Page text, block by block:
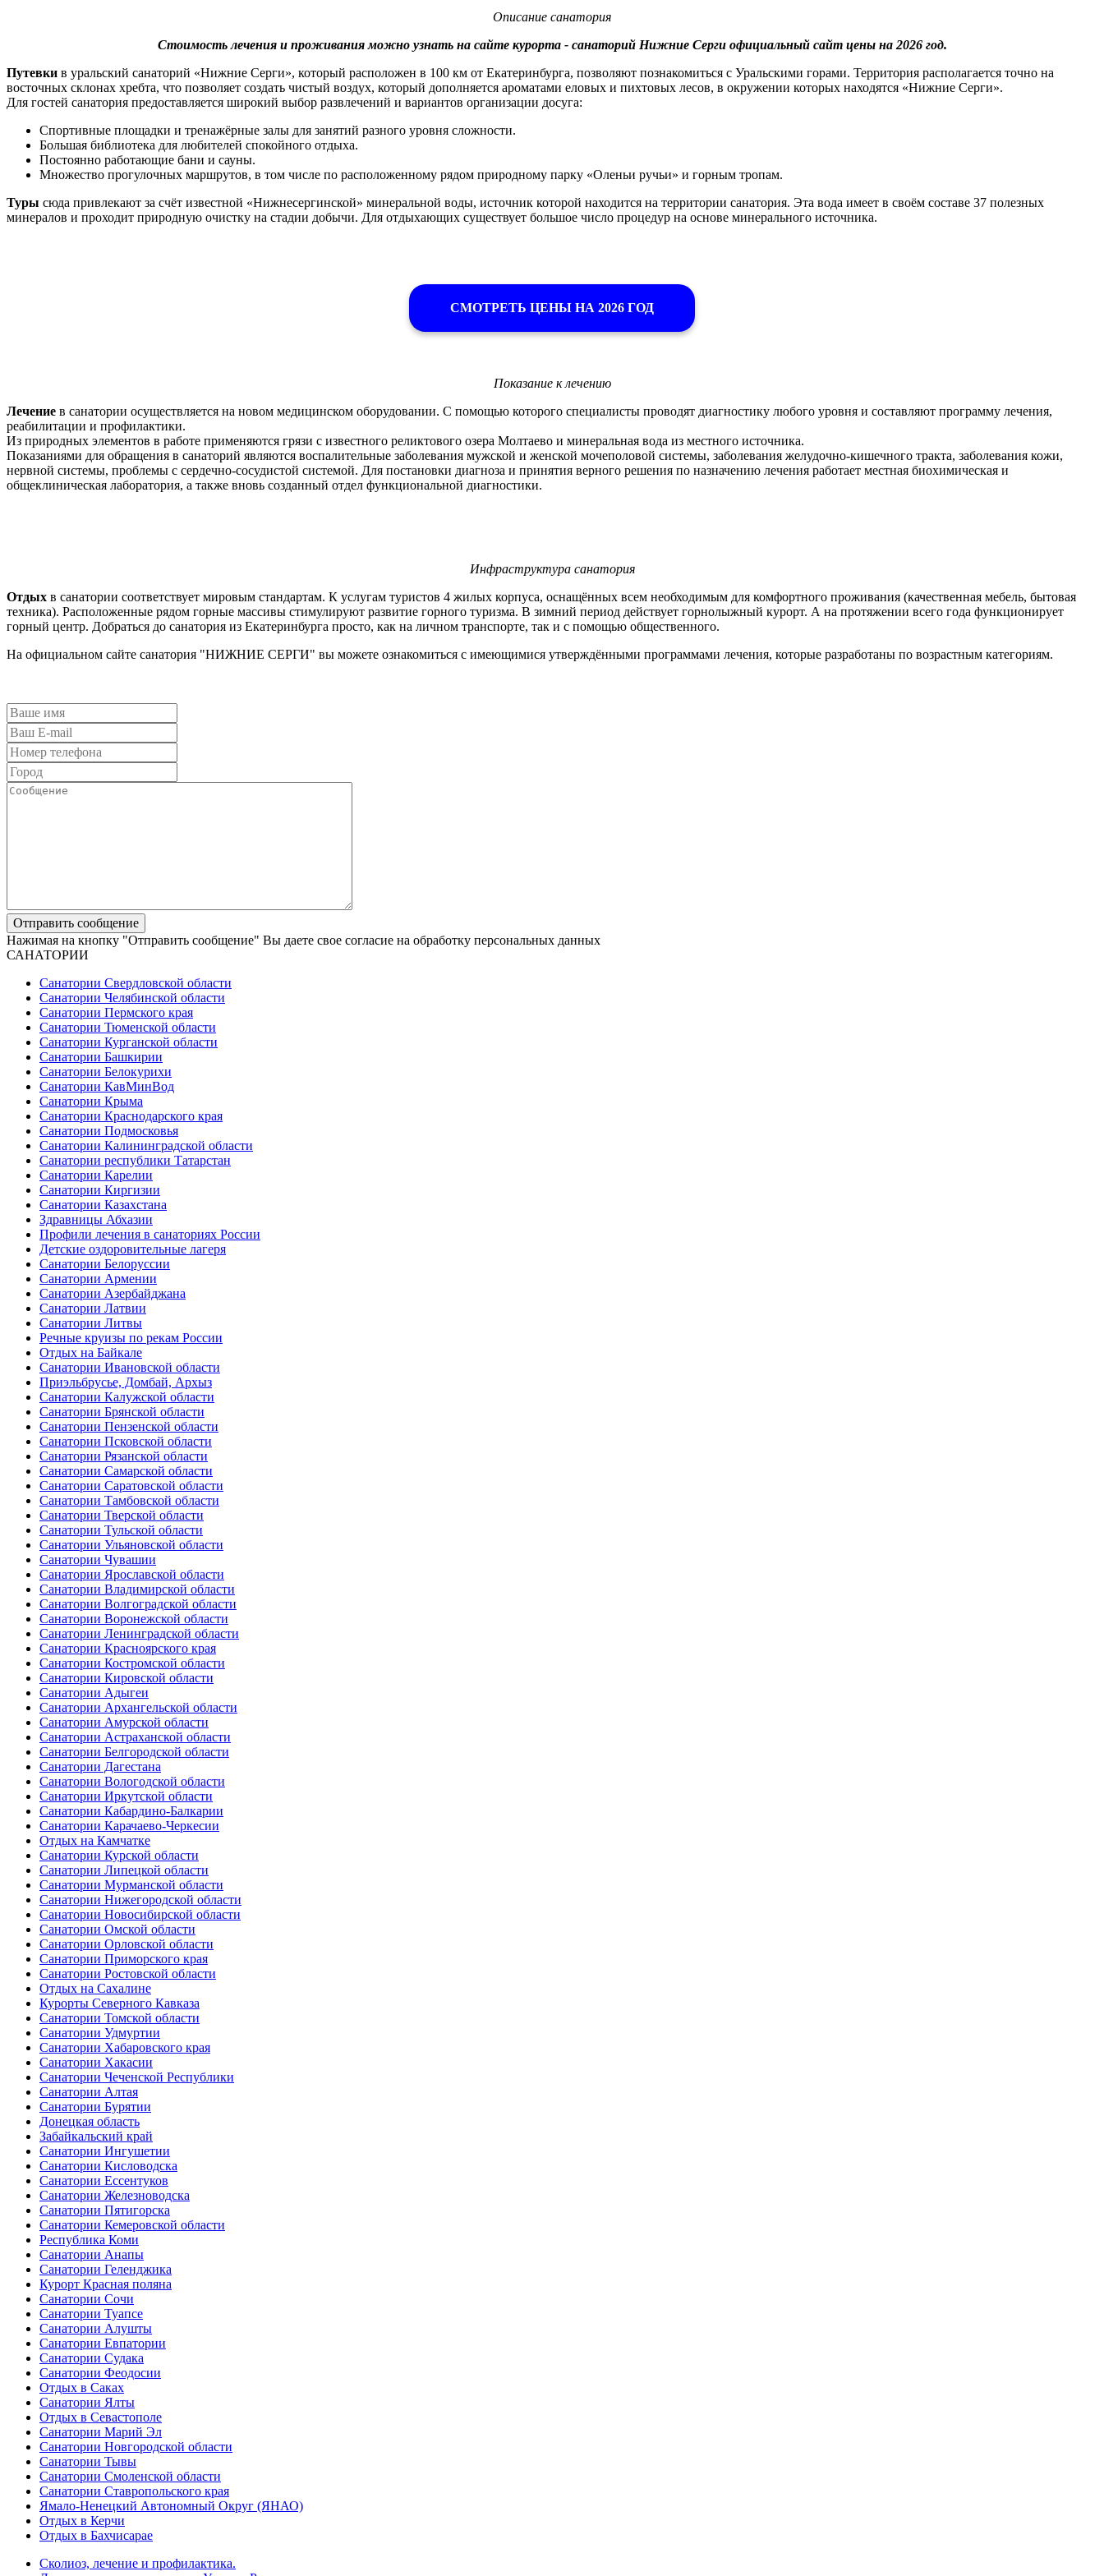
Описание санатория
Стоимость лечения и проживания можно узнать на сайте курорта - санаторий Нижние Серги официальный сайт ценына 2026 год.
Путевки в уральский санаторий «Нижние Серги», который расположен в 100 км от Екатеринбурга, позволяют познакомиться с Уральскими горами. Территория располагается точно на
восточных склонах хребта, что позволяет создать чистый воздух, который дополняется ароматами еловых и пихтовых лесов, в окружении которых находятся «Нижние Серги».
Для гостей санатория предоставляется широкий выбор развлечений и вариантов организации досуга:
Спортивные площадки и тренажёрные залы для занятий разного уровня сложности.
Большая библиотека для любителей спокойного отдыха.
Постоянно работающие бани и сауны.
Множество прогулочных маршрутов, в том числе по расположенному рядом природному парку «Оленьи ручьи» и горным тропам.
Туры сюда привлекают за счёт известной «Нижнесергинской» минеральной воды, источник которой находится на территории санатория. Эта вода имеет в своём составе 37 полезных
минералов и проходит природную очистку на стадии добычи. Для отдыхающих существует большое число процедур на основе минерального источника.
СМОТРЕТЬ ЦЕНЫ НА 2026 ГОД
Показание к лечению
Лечение в санатории осуществляется на новом медицинском оборудовании. С помощью которого специалисты проводят диагностику любого уровня и составляют программу лечения,
реабилитации и профилактики.
Из природных элементов в работе применяются грязи с известного реликтового озера Молтаево и минеральная вода из местного источника.
Показаниями для обращения в санаторий являются воспалительные заболевания мужской и женской мочеполовой системы, заболевания желудочно-кишечного тракта, заболевания кожи,
нервной системы, проблемы с сердечно-сосудистой системой. Для постановки диагноза и принятия верного решения по назначению лечения работает местная биохимическая и
общеклиническая лаборатория, а также вновь созданный отдел функциональной диагностики.
Инфраструктура санатория
Отдых в санатории соответствует мировым стандартам. К услугам туристов 4 жилых корпуса, оснащённых всем необходимым для комфортного проживания (качественная мебель, бытовая
техника). Расположенные рядом горные массивы стимулируют развитие горного туризма. В зимний период действует горнолыжный курорт. А на протяжении всего года функционирует
горный центр. Добраться до санатория из Екатеринбурга просто, как на личном транспорте, так и с помощью общественного.
На официальном сайте санатория "НИЖНИЕ СЕРГИ" вы можете ознакомиться с имеющимися утверждёнными программами лечения, которые разработаны по возрастным категориям.
Нажимая на кнопку "Отправить сообщение" Вы даете свое согласие на обработку персональных данных
САНАТОРИИ
Санатории Свердловской области
Санатории Челябинской области
Санатории Пермского края
Санатории Тюменской области
Санатории Курганской области
Санатории Башкирии
Санатории Белокурихи
Санатории КавМинВод
Санатории Крыма
Санатории Краснодарского края
Санатории Подмосковья
Санатории Калининградской области
Санатории республики Татарстан
Санатории Карелии
Санатории Киргизии
Санатории Казахстана
Здравницы Абхазии
Профили лечения в санаториях России
Детские оздоровительные лагеря
Санатории Белоруссии
Санатории Армении
Санатории Азербайджана
Санатории Латвии
Санатории Литвы
Речные круизы по рекам России
Отдых на Байкале
Санатории Ивановской области
Приэльбрусье, Домбай, Архыз
Санатории Калужской области
Санатории Брянской области
Санатории Пензенской области
Санатории Псковской области
Санатории Рязанской области
Санатории Самарской области
Санатории Саратовской области
Санатории Тамбовской области
Санатории Тверской области
Санатории Тульской области
Санатории Ульяновской области
Санатории Чувашии
Санатории Ярославской области
Санатории Владимирской области
Санатории Волгоградской области
Санатории Воронежской области
Санатории Ленинградской области
Санатории Красноярского края
Санатории Костромской области
Санатории Кировской области
Санатории Адыгеи
Санатории Архангельской области
Санатории Амурской области
Санатории Астраханской области
Санатории Белгородской области
Санатории Дагестана
Санатории Вологодской области
Санатории Иркутской области
Санатории Кабардино-Балкарии
Санатории Карачаево-Черкесии
Отдых на Камчатке
Санатории Курской области
Санатории Липецкой области
Санатории Мурманской области
Санатории Нижегородской области
Санатории Новосибирской области
Санатории Омской области
Санатории Орловской области
Санатории Приморского края
Санатории Ростовской области
Отдых на Сахалине
Курорты Северного Кавказа
Санатории Томской области
Санатории Удмуртии
Санатории Хабаровского края
Санатории Хакасии
Санатории Чеченской Республики
Санатории Алтая
Санатории Бурятии
Донецкая область
Забайкальский край
Санатории Ингушетии
Санатории Кисловодска
Санатории Ессентуков
Санатории Железноводска
Санатории Пятигорска
Санатории Кемеровской области
Республика Коми
Санатории Анапы
Санатории Геленджика
Курорт Красная поляна
Санатории Сочи
Санатории Туапсе
Санатории Алушты
Санатории Евпатории
Санатории Судака
Санатории Феодосии
Отдых в Саках
Санатории Ялты
Отдых в Севастополе
Санатории Марий Эл
Санатории Новгородской области
Санатории Тывы
Санатории Смоленской области
Санатории Ставропольского края
Ямало-Ненецкий Автономный Округ (ЯНАО)
Отдых в Керчи
Отдых в Бахчисарае
Сколиоз, лечение и профилактика.